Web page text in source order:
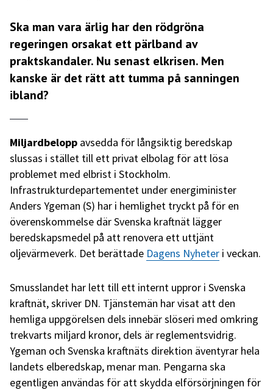
Ska man vara ärlig har den rödgröna
regeringen orsakat ett pärlband av
praktskandaler. Nu senast elkrisen. Men
kanske är det rätt att tumma på sanningen
ibland?
Miljardbelopp avsedda för långsiktig beredskap
slussas i stället till ett privat elbolag för att lösa
problemet med elbrist i Stockholm.
Infrastrukturdepartementet under energiminister
Anders Ygeman (S) har i hemlighet tryckt på för en
överenskommelse där Svenska kraftnät lägger
beredskapsmedel på att renovera ett uttjänt
oljevärmeverk. Det berättade Dagens Nyheter i veckan.
Smusslandet har lett till ett internt uppror i Svenska
kraftnät, skriver DN. Tjänstemän har visat att den
hemliga uppgörelsen dels innebär slöseri med omkring
trekvarts miljard kronor, dels är reglementsvidrig.
Ygeman och Svenska kraftnäts direktion äventyrar hela
landets elberedskap, menar man. Pengarna ska
egentligen användas för att skydda elförsörjningen för